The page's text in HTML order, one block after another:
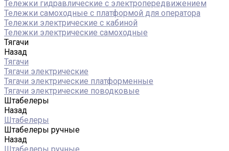
Тележки гидравлические с электропередвижением
Тележки самоходные с платформой для оператора
Тележки электрические с кабиной
Тележки электрические самоходные
Тягачи
Назад
Тягачи
Тягачи электрические
Тягачи электрические платформенные
Тягачи электрические поводковые
Штабелеры
Назад
Штабелеры
Штабелеры ручные
Назад